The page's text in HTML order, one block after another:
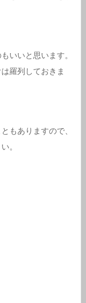
いいと思います。
羅列しておきま
もありますので、
。